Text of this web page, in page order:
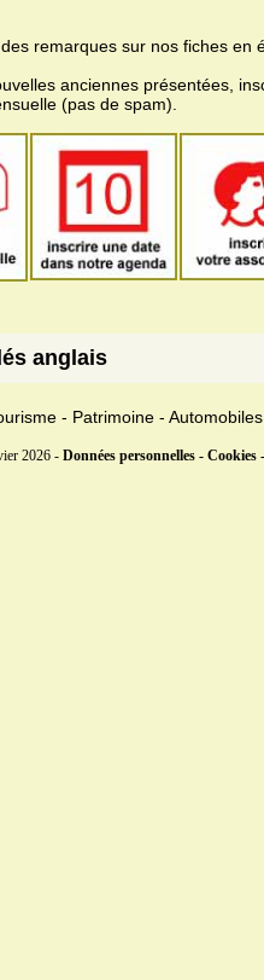
remarques sur nos fiches en
anciennes présentées,
(pas de spam).
anglais
- Patrimoine - Automobiles
2026 - Données personnelles - Cookies